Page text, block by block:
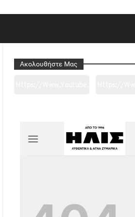
Ακολουθήστε Μας
2ge3sheyTkgpAkeBan